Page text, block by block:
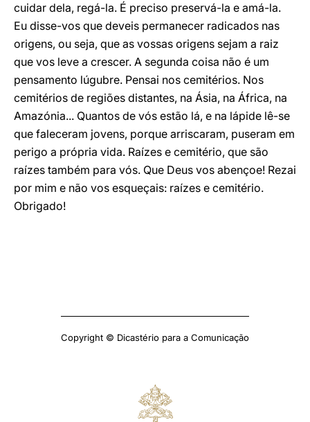
cuidar dela, regá-la. É preciso preservá-la e amá-la.
Eu disse-vos que deveis permanecer radicados nas
origens, ou seja, que as vossas origens sejam a raiz
que vos leve a crescer. A segunda coisa não é um
pensamento lúgubre. Pensai nos cemitérios. Nos
cemitérios de regiões distantes, na Ásia, na África, na
Amazónia... Quantos de vós estão lá, e na lápide lê-se
que faleceram jovens, porque arriscaram, puseram em
perigo a própria vida. Raízes e cemitério, que são
raízes também para vós. Que Deus vos abençoe! Rezai
por mim e não vos esqueçais: raízes e cemitério.
Obrigado!
Copyright © Dicastério para a Comunicação